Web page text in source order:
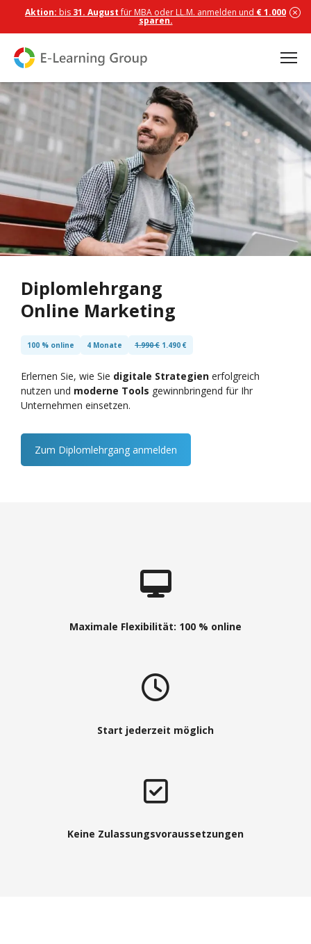
Aktion: bis 31. Augustfür MBA oder LL.M. anmelden und € 1.000
sparen.
Diplomlehrgang
Online Marketing
100 % online 4 Monate 1.990 € 1.490 €
Erlernen Sie, wie Sie digitale Strategien erfolgreich
nutzen und moderne Tools gewinnbringend für Ihr
Unternehmen einsetzen.
Zum Diplomlehrgang anmelden
Maximale Flexibilität: 100 % online
Start jederzeit möglich
Keine Zulassungsvoraussetzungen